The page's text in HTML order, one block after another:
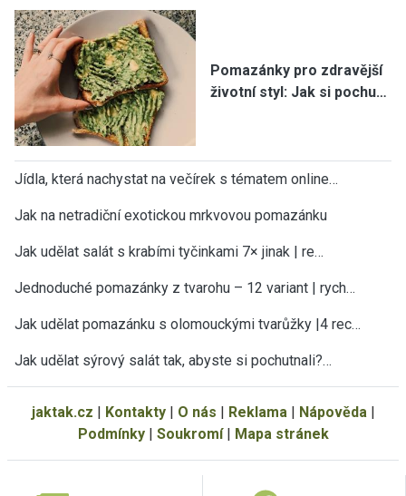
Pomazánky pro zdravější
životní styl: Jak si pochu…
Jídla, která nachystat na večírek s tématem online…
Jak na netradiční exotickou mrkvovou pomazánku
Jak udělat salát s krabími tyčinkami 7× jinak | re…
Jednoduché pomazánky z tvarohu – 12 variant | rych…
Jak udělat pomazánku s olomouckými tvarůžky |4 rec…
Jak udělat sýrový salát tak, abyste si pochutnali?…
jaktak.cz | Kontakty| O nás | Reklama| Nápověda|
Podmínky| Soukromí| Mapa stránek